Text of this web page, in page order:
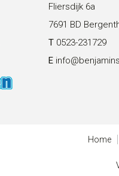
Fliersdijk 6a
7691 BD
T 0523-231729
E
Home